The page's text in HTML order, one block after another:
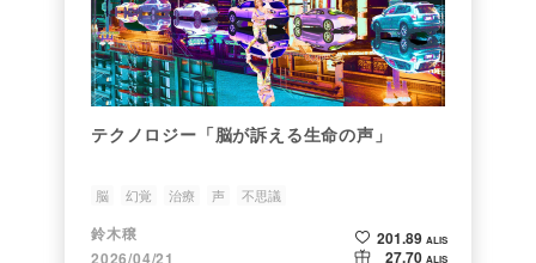
テクノロジー「脳が訴える生命の声」
脳 幻覚 治療 声 不思議
鈴木穣
2026/04/21
201.89 ALIS
27.70 ALIS